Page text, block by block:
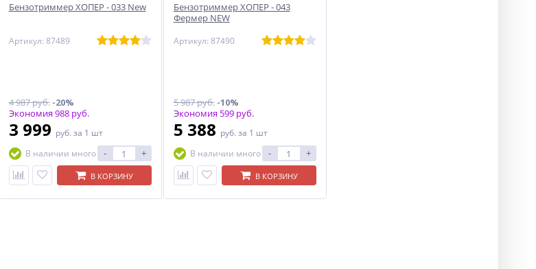
Бензотриммер ХОПЕР - 033 New
Артикул: 87489
4 987 руб.-20%
Экономия 988 руб.
3 999 руб. за 1 шт
В наличии много
- +
В КОРЗИНУ
Бензотриммер ХОПЕР - 043
Фермер NEW
Артикул: 87490
5 987 руб.-10%
Экономия 599 руб.
5 388 руб. за 1 шт
В наличии много
- +
В КОРЗИНУ